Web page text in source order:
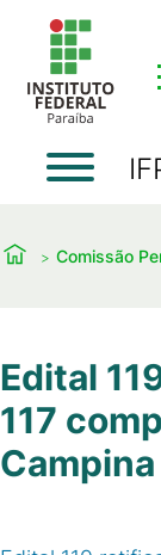
⋮
Comissão
Edital
117